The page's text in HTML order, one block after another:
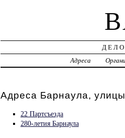
Адреса
Адреса Барнаула, улицы
22 Партсъезда
280-летия Барнаула